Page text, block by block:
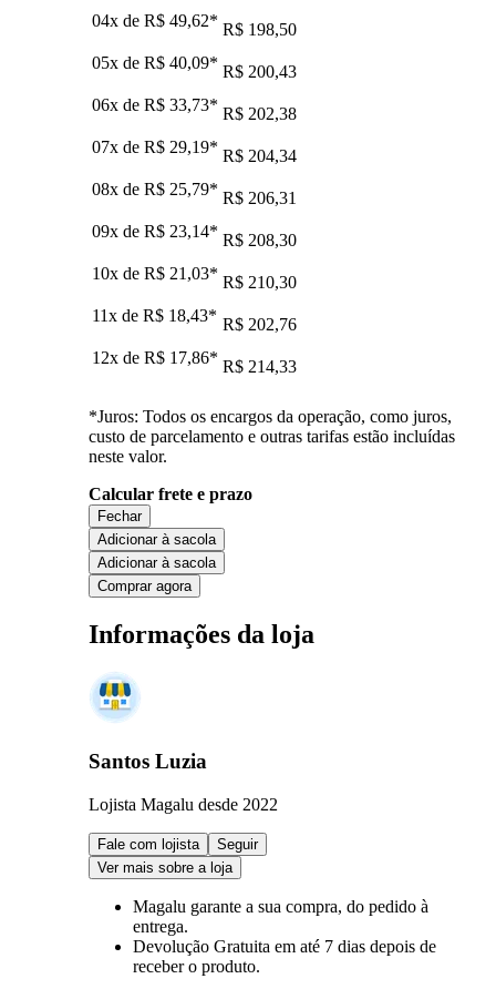
04x de R$ 49,62* R$ 198,50
05x de R$ 40,09* R$ 200,43
06x de R$ 33,73* R$ 202,38
07x de R$ 29,19* R$ 204,34
08x de R$ 25,79* R$ 206,31
09x de R$ 23,14* R$ 208,30
10x de R$ 21,03* R$ 210,30
11x de R$ 18,43* R$ 202,76
12x de R$ 17,86* R$ 214,33
*Juros: Todos os encargos da operação, como juros,
custo de parcelamento e outras tarifas estão incluídas
neste valor.
Calcular frete e prazo
Fechar
Adicionar à sacola
Adicionar à sacola
Comprar agora
Informações da loja
Santos Luzia
Lojista Magalu desde 2022
Fale com lojista
Seguir
Ver mais sobre a loja
Magalu garante a sua compra, do pedido à
entrega.
Devolução Gratuita em até 7 dias depois de
receber o produto.